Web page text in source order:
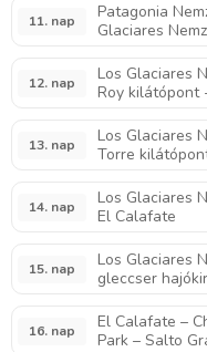
11. nap
Patagonia
Glaciares
12. nap
Los Glaciares
Roy kilátópont
13. nap
Los Glaciares
Torre
14. nap
Los Glaciares
El Calafate
15. nap
Los Glaciares
gleccser
16. nap
El Calafate –
Park – Salto